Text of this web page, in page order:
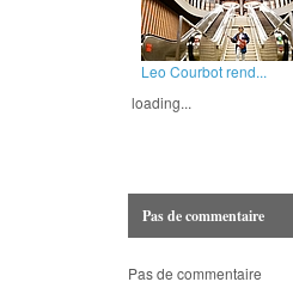
Leo Courbot rend...
loading...
Pas de commentaire
Pas de commentaire